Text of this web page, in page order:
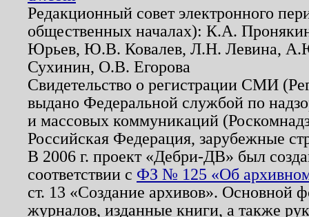
Редакционный совет электронного
общественных началах): К.А.
Юрьев, Ю.В. Ковалев, Л.Н. Левина,
Сухинин, О.В. Егорова
Свидетельство о регистрации СМИ
выдано Федеральной службой по
и массовых коммуникаций
Российская Федерация, зарубежные
В 2006 г. проект «Дебри-ДВ» был
соответствии с ФЗ № 125 «Об
ст. 13 «Создание архивов». Основной
журналов, изданные книги, а также